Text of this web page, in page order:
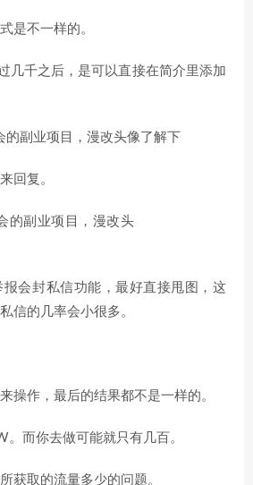
是不一样的。
几千之后，是可以直接在简介里添加
回复。
会封私信功能，最好直接甩图，这
信的几率会小很多。
操作，最后的结果都不是一样的。
而你去做可能就只有几百。
获取的流量多少的问题。